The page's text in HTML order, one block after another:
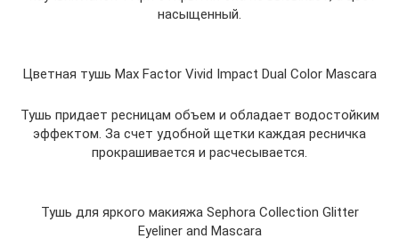
насыщенный.
Цветная тушь Max Factor Vivid Impact Dual Color Mascara
Тушь придает ресницам объем и обладает водостойким
эффектом. За счет удобной щетки каждая ресничка
прокрашивается и расчесывается.
Тушь для яркого макияжа Sephora Collection Glitter
Eyeliner and Mascara